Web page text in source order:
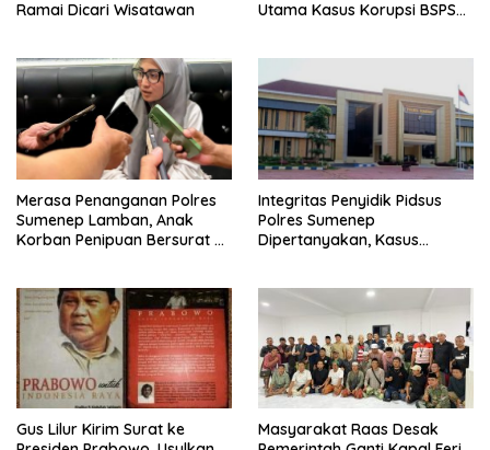
Ramai Dicari Wisatawan
Utama Kasus Korupsi BSPS
Merasa Penanganan Polres
Sumenep Lamban, Anak
Korban Penipuan Bersurat ke
Integritas Penyidik Pidsus
Polres Sumenep
Dipertanyakan, Kasus
Kepastian
Gus Lilur Kirim Surat ke
Masyarakat Raas Desak